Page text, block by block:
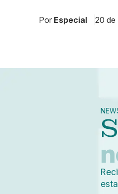
Por Especial 20 de